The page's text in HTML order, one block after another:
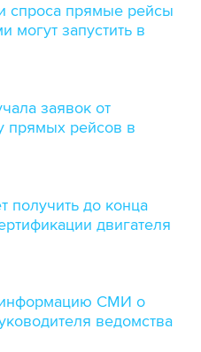
спроса прямые рейсы
запустить в
заявок от
прямых рейсов в
получить до конца
двигателя
информацию СМИ о
ведомства